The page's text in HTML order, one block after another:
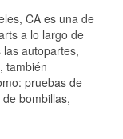
, CA es una de
a lo largo de
autopartes,
también
pruebas de
bombillas,